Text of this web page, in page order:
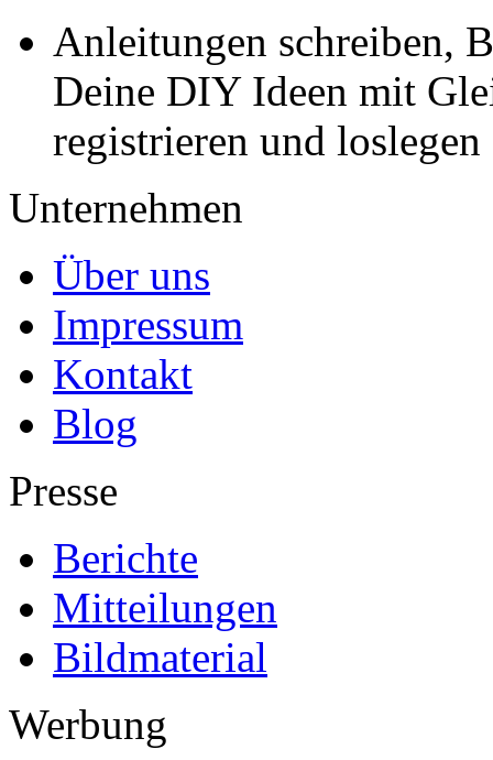
Anleitungen schreiben,
Deine DIY Ideen mit
registrieren und loslegen
Unternehmen
Über uns
Impressum
Kontakt
Blog
Presse
Berichte
Mitteilungen
Bildmaterial
Werbung